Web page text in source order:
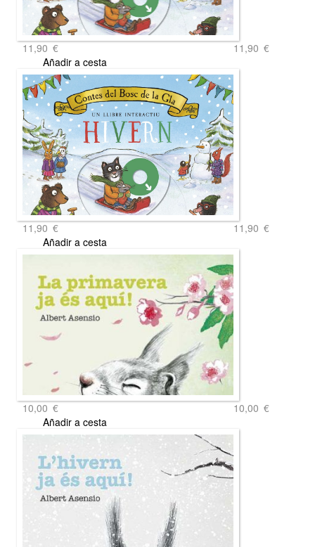
11,90 € 11,90 €
Añadir a cesta
11,90 € 11,90 €
Añadir a cesta
10,00 € 10,00 €
Añadir a cesta